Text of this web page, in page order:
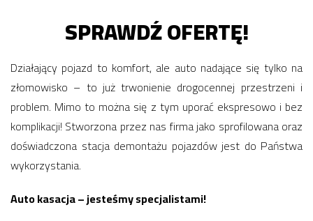
SPRAWDŹ OFERTĘ!
Działający pojazd to komfort, ale auto nadające się tylko na
złomowisko – to już trwonienie drogocennej przestrzeni i
problem. Mimo to można się z tym uporać ekspresowo i bez
komplikacji! Stworzona przez nas firma jako sprofilowana oraz
doświadczona stacja demontażu pojazdów jest do Państwa
wykorzystania.
Auto kasacja – jesteśmy specjalistami!